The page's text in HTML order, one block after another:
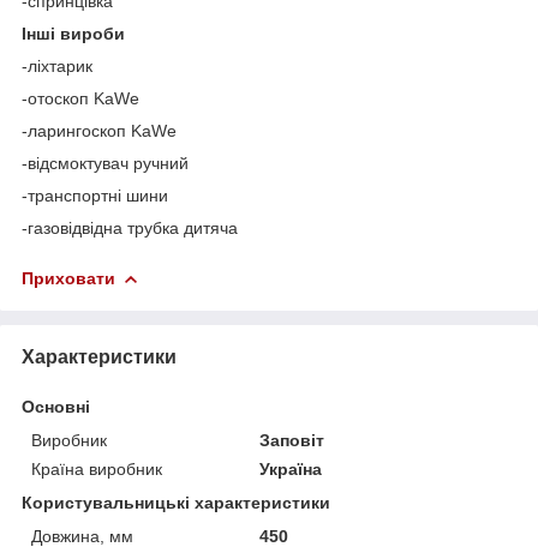
Інші вироби
-ліхтарик
-отоскоп KaWe
-ларингоскоп KaWe
-відсмоктувач ручний
-транспортні шини
-газовідвідна трубка дитяча
Приховати
Характеристики
Основні
Виробник
Заповіт
Країна виробник
Україна
Користувальницькі характеристики
Довжина, мм
450